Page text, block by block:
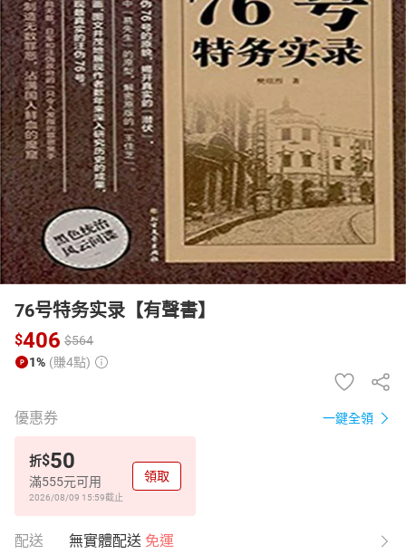
女裝 男裝 化妝保養 情趣用品
日本購物 電子/紙本書
HOT
76号特务实录【有聲書】
$406 $564
1% (賺4點)
優惠券 一鍵全領
折$50
滿555元可用
2026/08/09 15:59截止
領取
配送 無實體配送 免運